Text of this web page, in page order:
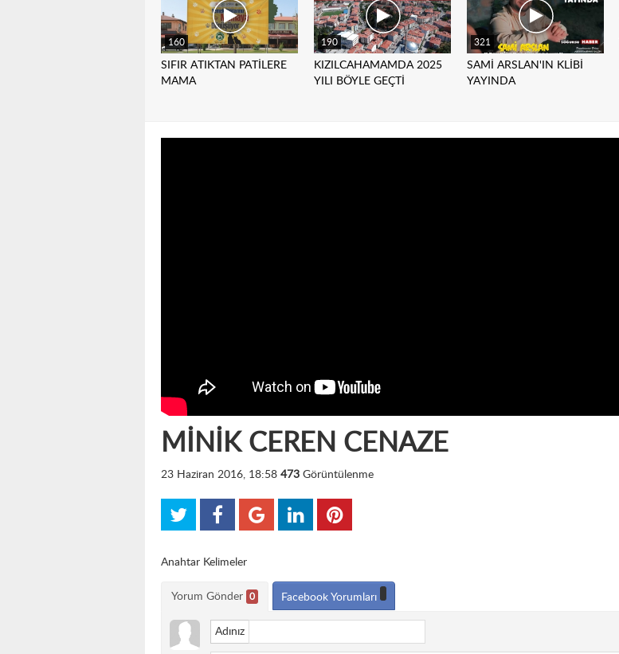
160
SIFIR ATIKTAN PATİLERE
MAMA
190
KIZILCAHAMAMDA 2025
YILI BÖYLE GEÇTİ
321
SAMİ ARSLAN'IN KLİBİ
YAYINDA
MİNİK CEREN CENAZE
23 Haziran 2016, 18:58 473 Görüntülenme
Anahtar Kelimeler
Yorum Gönder 0 Facebook Yorumları
Adınız